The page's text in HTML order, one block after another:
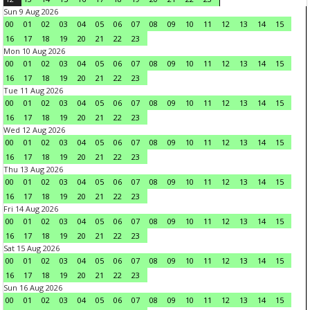
Sun 9 Aug 2026
00
01 02 03 04 05 06 07 08 09 10 11 12 13 14
15
16
17 18 19 20 21 22
23
Mon 10 Aug 2026
00
01 02 03 04 05 06 07 08 09 10 11 12 13 14
15
16
17 18 19 20 21 22
23
Tue 11 Aug 2026
00
01 02 03 04 05 06 07 08 09 10 11 12 13 14
15
16
17 18 19 20 21 22
23
Wed 12 Aug 2026
00
01 02 03 04 05 06 07 08 09 10 11 12 13 14
15
16
17 18 19 20 21 22
23
Thu 13 Aug 2026
00
01 02 03 04 05 06 07 08 09 10 11 12 13 14
15
16
17 18 19 20 21 22
23
Fri 14 Aug 2026
00
01 02 03 04 05 06 07 08 09 10 11 12 13 14
15
16
17 18 19 20 21 22
23
Sat 15 Aug 2026
00
01 02 03 04 05 06 07 08 09 10 11 12 13 14
15
16
17 18 19 20 21 22
23
Sun 16 Aug 2026
00
01 02 03 04 05 06 07 08 09 10 11 12 13 14
15